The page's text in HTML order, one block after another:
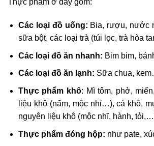
Thực phẩm ở đây gồm:
Các loại đồ uống: Bia, rượu, nước
sữa bột, các loại trà (túi lọc, trà hòa
Các loại đồ ăn nhanh: Bim bim,
Các loại đồ ăn lạnh: Sữa chua,
Thực phẩm khô: Mì tôm, phở,
liệu khô (nấm, mộc nhỉ…), cá khô,
nguyên liệu khô (mộc nhĩ, hành,
Thực phẩm đóng hộp: như pate,